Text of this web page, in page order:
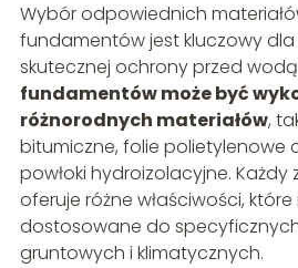
Wybór odpowiednich
fundamentów jest kluczowy
skutecznej ochrony przed
fundamentów może być
różnorodnych materiałów,
bitumiczne, folie polietylenowe
powłoki hydroizolacyjne. Każdy
oferuje różne właściwości,
dostosowane do
gruntowych i klimatycznych.